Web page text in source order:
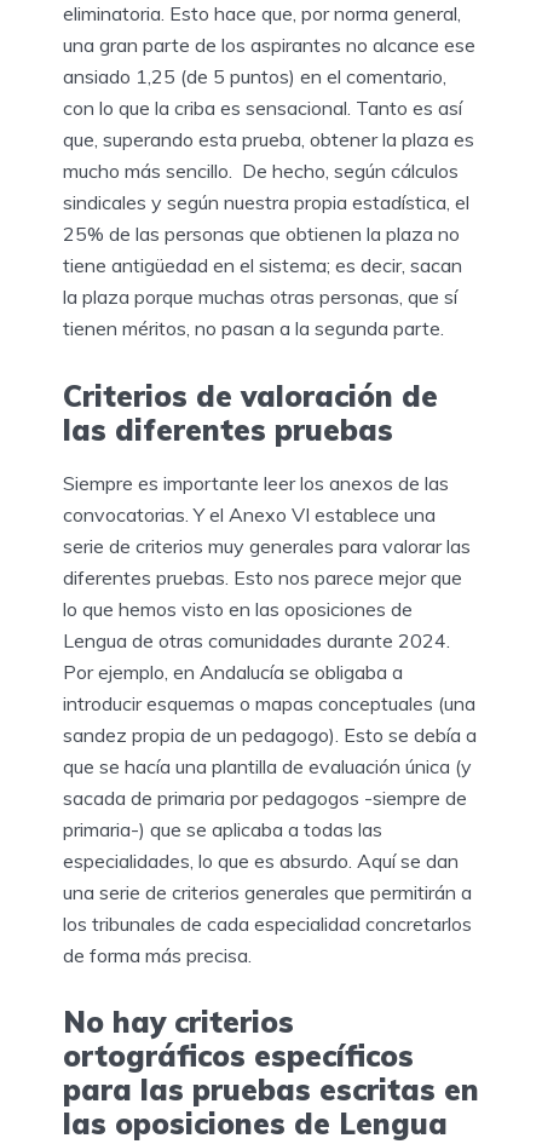
eliminatoria. Esto hace que, por norma general,
una gran parte de los aspirantes no alcance ese
ansiado 1,25 (de 5 puntos) en el comentario,
con lo que la criba es sensacional. Tanto es así
que, superando esta prueba, obtener la plaza es
mucho más sencillo. De hecho, según cálculos
sindicales y según nuestra propia estadística, el
25% de las personas que obtienen la plaza no
tiene antigüedad en el sistema; es decir, sacan
la plaza porque muchas otras personas, que sí
tienen méritos, no pasan a la segunda parte.
Criterios de valoración de
las diferentes pruebas
Siempre es importante leer los anexos de las
convocatorias. Y el Anexo VI establece una
serie de criterios muy generales para valorar las
diferentes pruebas. Esto nos parece mejor que
lo que hemos visto en las oposiciones de
Lengua de otras comunidades durante 2024.
Por ejemplo, en Andalucía se obligaba a
introducir esquemas o mapas conceptuales (una
sandez propia de un pedagogo). Esto se debía a
que se hacía una plantilla de evaluación única (y
sacada de primaria por pedagogos -siempre de
primaria-) que se aplicaba a todas las
especialidades, lo que es absurdo. Aquí se dan
una serie de criterios generales que permitirán a
los tribunales de cada especialidad concretarlos
de forma más precisa.
No hay criterios
ortográficos específicos
para las pruebas escritas en
las oposiciones de Lengua